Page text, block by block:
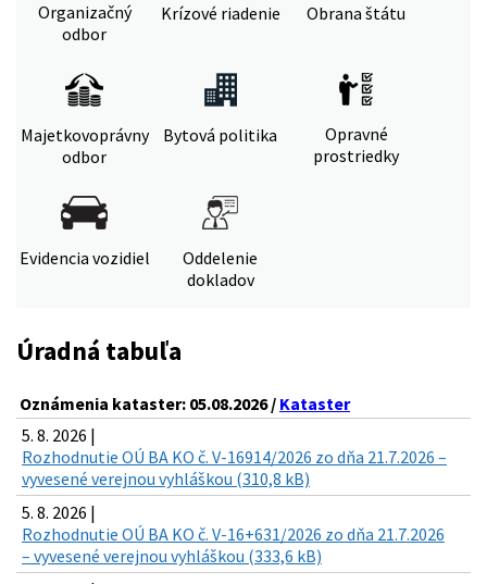
Organizačný
odbor
Krízové riadenie Obrana štátu
Majetkovoprávny
odbor
Bytová politika
Opravné
prostriedky
Evidencia vozidiel
Oddelenie
dokladov
Úradná tabuľa
Oznámenia kataster: 05.08.2026 / Kataster
5. 8. 2026 |
Rozhodnutie OÚ BA KO č. V-16914/2026 zo dňa 21.7.2026 –
vyvesené verejnou vyhláškou (310,8 kB)
5. 8. 2026 |
Rozhodnutie OÚ BA KO č. V-16+631/2026 zo dňa 21.7.2026
– vyvesené verejnou vyhláškou (333,6 kB)